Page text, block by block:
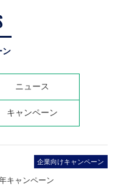
ン
ニュース
キャンペーン
企業向けキャンペーン
キャンペーン